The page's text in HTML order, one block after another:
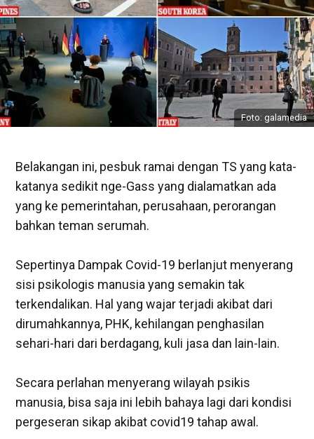
Foto: galamedia
Belakangan ini, pesbuk ramai dengan TS yang kata-
katanya sedikit nge-Gass yang dialamatkan ada
yang ke pemerintahan, perusahaan, perorangan
bahkan teman serumah.
Sepertinya Dampak Covid-19 berlanjut menyerang
sisi psikologis manusia yang semakin tak
terkendalikan. Hal yang wajar terjadi akibat dari
dirumahkannya, PHK, kehilangan penghasilan
sehari-hari dari berdagang, kuli jasa dan lain-lain.
Secara perlahan menyerang wilayah psikis
manusia, bisa saja ini lebih bahaya lagi dari kondisi
pergeseran sikap akibat covid19 tahap awal.